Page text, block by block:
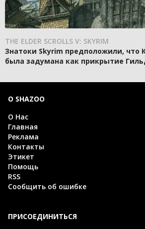
THE ELDER SCROLLS V: SKYRIM
Знатоки Skyrim предположили, что
была задумана как прикрытие
О SHAZOO
О Нас
Главная
Реклама
Контакты
Этикет
Помощь
RSS
Сообщить об ошибке
ПРИСОЕДИНИТЬСЯ